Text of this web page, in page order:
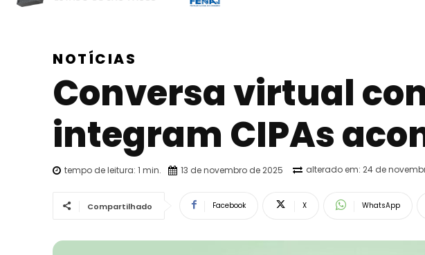
NOTÍCIAS
Conversa virtual
integram CIPAs
tempo de leitura: 1 min. 13 de novembro de 2025 alterado em: 24 de
Compartilhado Facebook X WhatsApp